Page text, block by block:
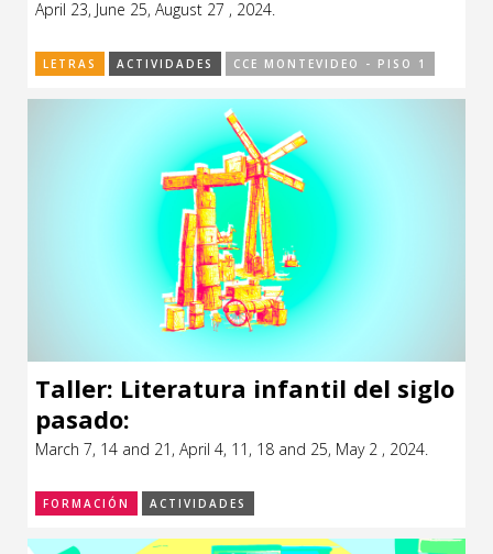
Espacio itinerante de lectura infantil
Formación
Género y Diversidad
Infantil y Juvenil
Medio Ambiente
Sin categoría
April 23, June 25, August 27 , 2024.
LETRAS ACTIVIDADES CCE MONTEVIDEO - PISO 1
Taller: Literatura infantil del siglo
pasado:
March 7, 14 and 21, April 4, 11, 18 and 25, May 2 , 2024.
FORMACIÓN ACTIVIDADES